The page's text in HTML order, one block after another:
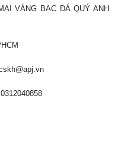
VÀNG BẠC ĐÁ QUÝ ANH